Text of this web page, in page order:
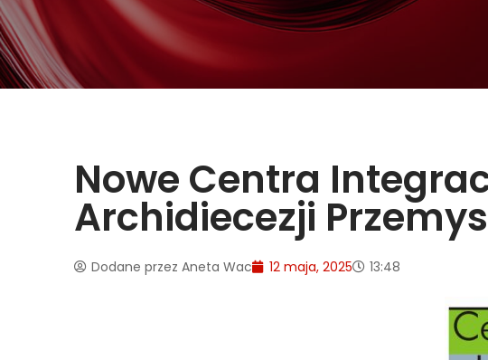
Nowe Centra
Archidiecezji
Dodane przez Aneta Wac 12 maja, 2025 13:48